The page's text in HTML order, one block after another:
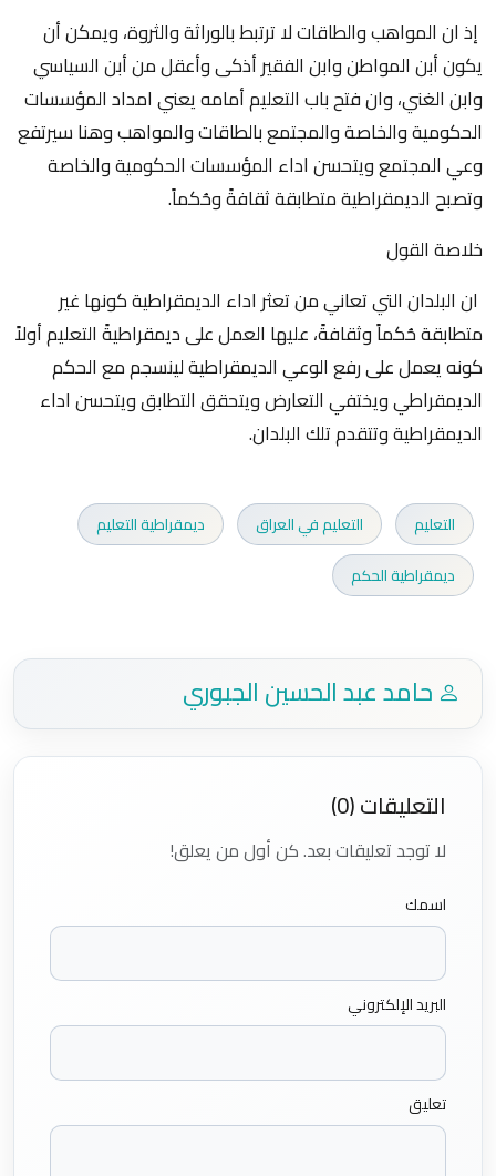
إذ ان المواهب والطاقات لا ترتبط بالوراثة والثروة، ويمكن أن
يكون أبن المواطن وابن الفقير أذكى وأعقل من أبن السياسي
وابن الغني، وان فتح باب التعليم أمامه يعني امداد المؤسسات
الحكومية والخاصة والمجتمع بالطاقات والمواهب وهنا سيرتفع
وعي المجتمع ويتحسن اداء المؤسسات الحكومية والخاصة
وتصبح الديمقراطية متطابقة ثقافةً وحُكماً.
خلاصة القول
ان البلدان التي تعاني من تعثر اداء الديمقراطية كونها غير
متطابقة حُكماً وثقافةً، عليها العمل على ديمقراطيةً التعليم أولاً
كونه يعمل على رفع الوعي الديمقراطية لينسجم مع الحكم
الديمقراطي ويختفي التعارض ويتحقق التطابق ويتحسن اداء
الديمقراطية وتتقدم تلك البلدان.
التعليم التعليم في العراق
ديمقراطية التعليم
ديمقراطية الحكم
حامد عبد الحسين الجبوري
التعليقات (0)
لا توجد تعليقات بعد. كن أول من يعلق!
اسمك
البريد الإلكتروني
تعليق